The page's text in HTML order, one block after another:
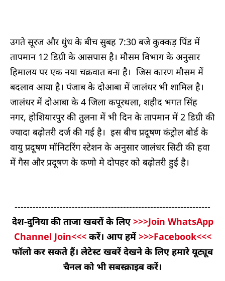
उगते सूरज और धुंध के बीच सुबह 7:30 बजे कुक्कड़ पिंड में
तापमान 12 डिग्री के आसपास है। मौसम विभाग के अनुसार
हिमालय पर एक नया चक्रवात बना है। जिस कारण मौसम में
बदलाव आया है। पंजाब के दोआबा में जालंधर भी शामिल है।
जालंधर में दोआबा के 4 जिला कपूरथला, शहीद भगत सिंह
नगर, होशियारपुर की तुलना में भी दिन के तापमान में 2 डिग्री की
ज्यादा बढ़ोतरी दर्ज की गई है। इस बीच प्रदूषण कंट्रोल बोर्ड के
वायु प्रदूषण मॉनिटरिंग स्टेशन के अनुसार जालंधर सिटी की हवा
में गैस और प्रदूषण के कणो मे दोपहर को बढ़ोतरी हुई है।
-----------------------------------------------------------------
देश-दुनिया की ताजा खबरों के लिए>>>Join WhatsApp
Channel Join<<< करें। आप हमें>>>Facebook<<<
फॉलो कर सकते हैं। लेटेस्ट खबरें देखने के लिए हमारे यूट्यूब
चैनल को भी सबस्क्राइब करें।